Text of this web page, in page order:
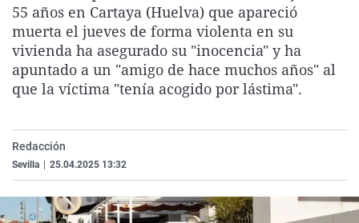
La rosa de los vientos
Gente viajera
Como el perro y el
Caso
Retornados
Equipo de
Operación Viuda
Extremadura
Galicia
La Rioja
Navarra
Virales
Televisión
Elecciones
55 años en Cartaya (Huelva) que apareció
muerta el jueves de forma violenta en su
vivienda ha asegurado su "inocencia" y ha
apuntado a un "amigo de hace muchos años" al
que la víctima "tenía acogido por lástima".
Redacción
Sevilla 25.04.2025 13:32